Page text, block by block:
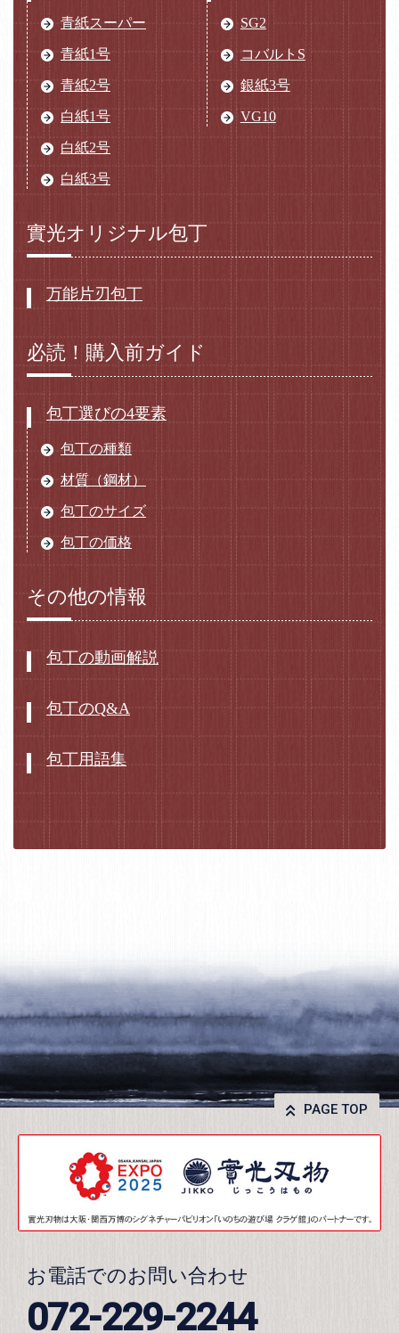
青紙スーパー
青紙1号
青紙2号
白紙1号
白紙2号
白紙3号
SG2
コバルトS
銀紙3号
VG10
實光オリジナル包丁
万能片刃包丁
必読！購入前ガイド
包丁選びの4要素
包丁の種類
材質（鋼材）
包丁のサイズ
包丁の価格
その他の情報
包丁の動画解説
包丁のQ&A
包丁用語集
PAGE TOP
お電話でのお問い合わせ
072-229-2244